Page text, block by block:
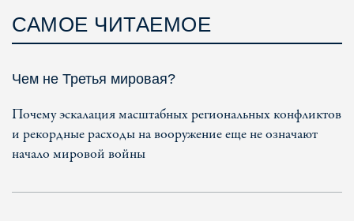
САМОЕ ЧИТАЕМОЕ
Чем не Третья мировая?
Почему эскалация масштабных региональных конфликтов
и рекордные расходы на вооружение еще не означают
начало мировой войны